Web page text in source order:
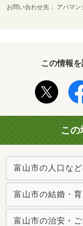
お問い合わせ先
アパマ
この情報
この
富山市の人口な
富山市の結婚・
富山市の治安・